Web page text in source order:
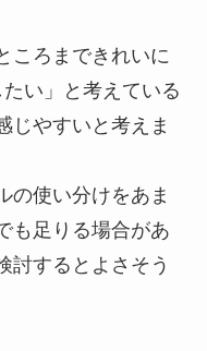
ころまできれいに
い」と考えている
じやすいと考えま
の使い分けをあま
も足りる場合があ
討するとよさそう